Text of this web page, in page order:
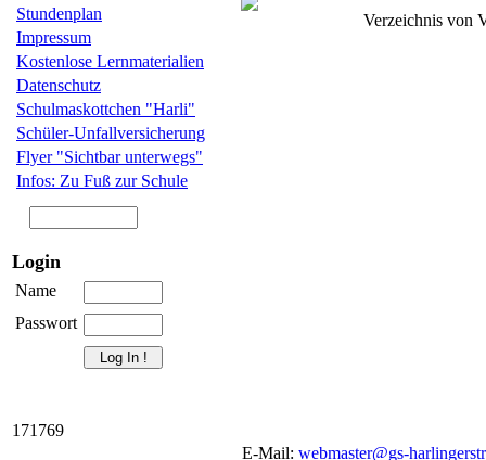
Stundenplan
Impressum
Kostenlose Lernmaterialien
Datenschutz
Schulmaskottchen "Harli"
Schüler-Unfallversicherung
Flyer "Sichtbar unterwegs"
Infos: Zu Fuß zur Schule
Login
Name
Passwort
1 71 769
Verzeichnis von
E-Mail: webmaster@gs-